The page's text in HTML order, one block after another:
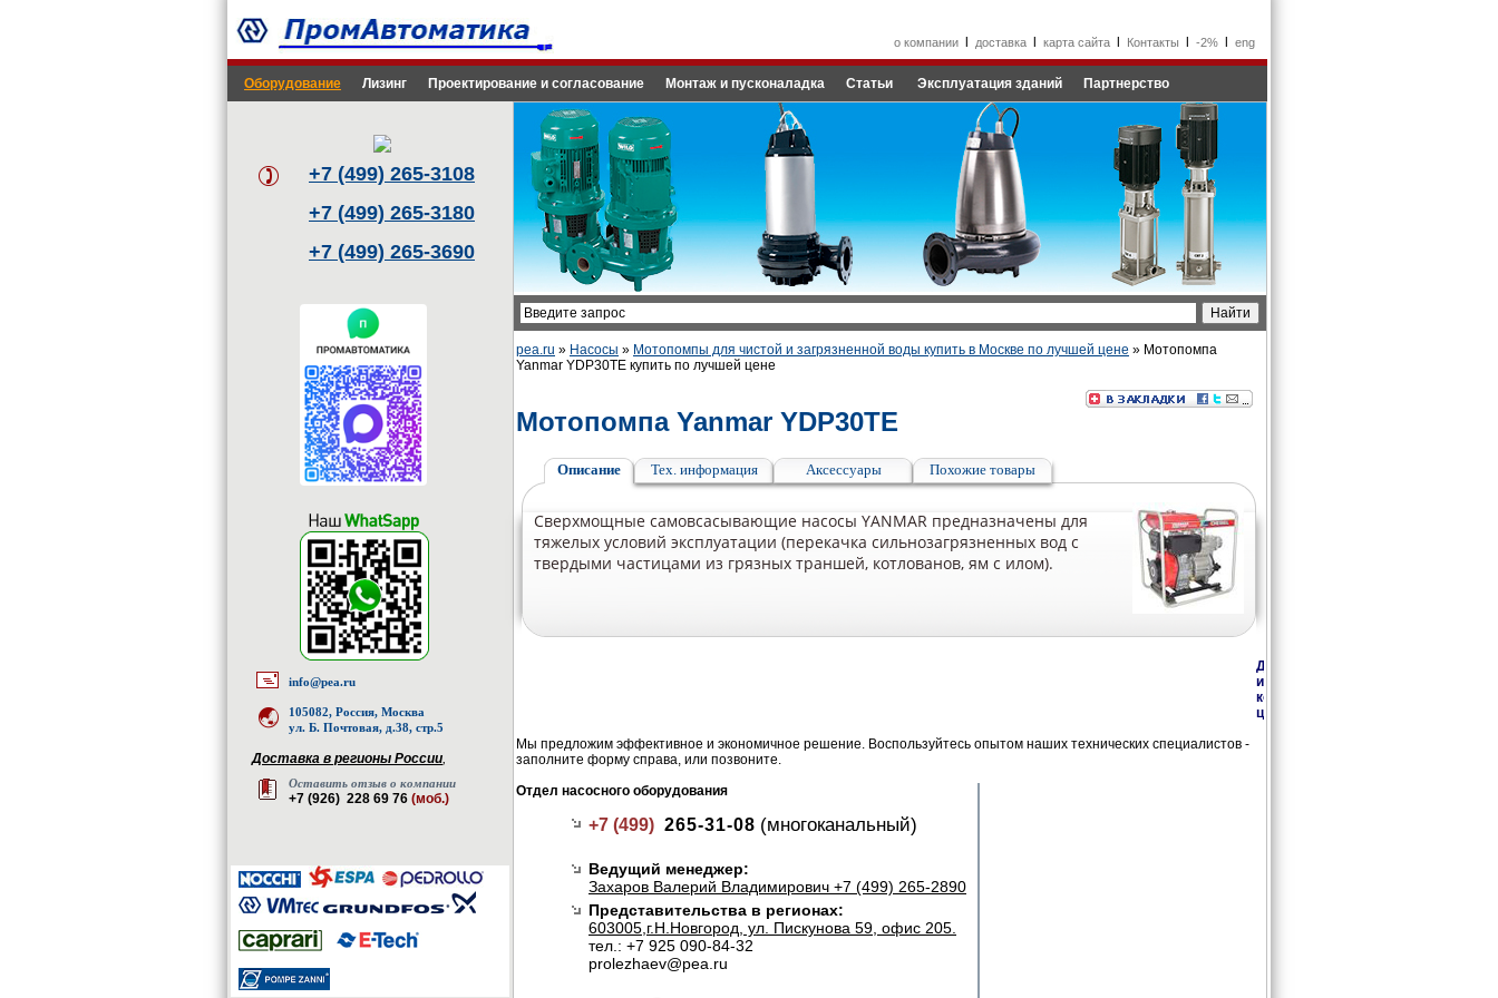
о компании доставка карта сайта Контакты -2% eng
Оборудование Лизинг Проектирование и согласование Монтаж и пусконаладка Статьи Эксплуатация зданий Партнерство
+7 (499) 265-3108
+7 (499) 265-3180
+7 (499) 265-3690
info@pea.ru
105082, Россия, Москва
ул. Б. Почтовая, д.38, стр.5
Доставка в регионы России,
Оставить отзыв о компании
+7 (926) 228 69 76 (моб.)
pea.ru » Насосы » Мотопомпы для чистой и загрязненной воды купить в Москве по лучшей цене » Мотопомпа
Yanmar YDP30TE купить по лучшей цене
Мотопомпа Yanmar YDP30TE
Описание Тех. информация Аксессуары Похожие товары
Сверхмощные самовсасывающие насосы YANMAR предназначены для
тяжелых условий эксплуатации (перекачка сильнозагрязненных вод с
твердыми частицами из грязных траншей, котлованов, ям с илом).
Дополнительная
информация,
консультации,
цены
Мы предложим эффективное и экономичное решение. Воспользуйтесь опытом наших технических специалистов -
заполните форму справа, или позвоните.
Отдел насосного оборудования
+7 (499) 265-31-08 (многоканальный)
Ведущий менеджер:
Захаров Валерий Владимирович +7 (499) 265-2890
Представительства в регионах:
603005,г.Н.Новгород, ул. Пискунова 59, офис 205.
тел.: +7 925 090-84-32
prolezhaev@pea.ru